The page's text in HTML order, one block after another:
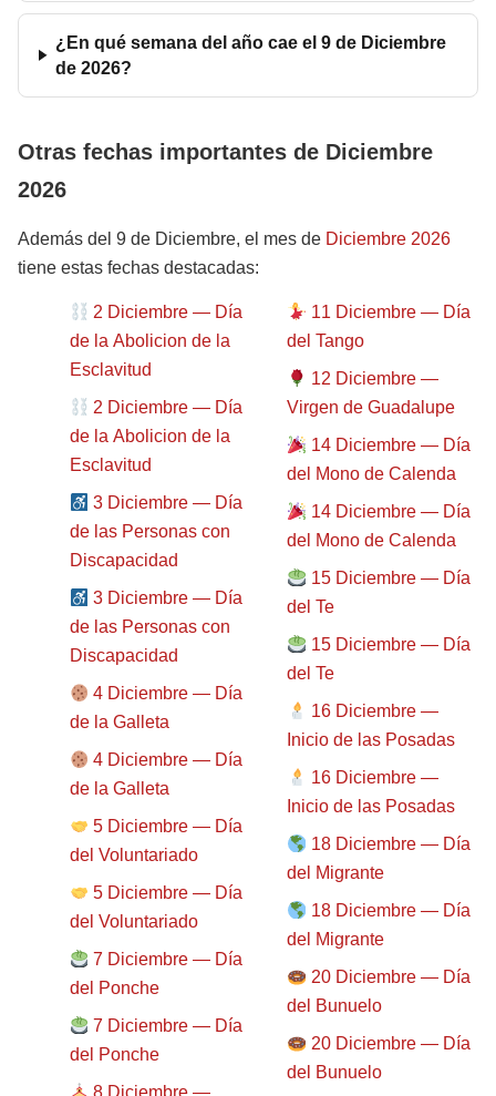
¿En qué semana del año cae el 9 de Diciembre
de 2026?
Otras fechas importantes de Diciembre
2026
Además del 9 de Diciembre, el mes de Diciembre 2026
tiene estas fechas destacadas:
2 Diciembre — Día
de la Abolicion de la
Esclavitud
2 Diciembre — Día
de la Abolicion de la
Esclavitud
3 Diciembre — Día
de las Personas con
Discapacidad
3 Diciembre — Día
de las Personas con
Discapacidad
4 Diciembre — Día
de la Galleta
4 Diciembre — Día
de la Galleta
5 Diciembre — Día
del Voluntariado
5 Diciembre — Día
del Voluntariado
7 Diciembre — Día
del Ponche
7 Diciembre — Día
del Ponche
11 Diciembre — Día
del Tango
12 Diciembre —
Virgen de Guadalupe
14 Diciembre — Día
del Mono de Calenda
14 Diciembre — Día
del Mono de Calenda
15 Diciembre — Día
del Te
15 Diciembre — Día
del Te
16 Diciembre —
Inicio de las Posadas
16 Diciembre —
Inicio de las Posadas
18 Diciembre — Día
del Migrante
18 Diciembre — Día
del Migrante
20 Diciembre — Día
del Bunuelo
20 Diciembre — Día
del Bunuelo